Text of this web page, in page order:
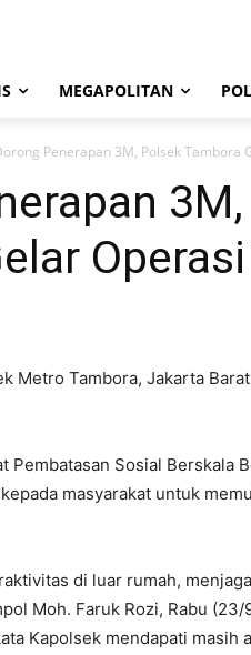
MEGAPOLITAN
Penerapan 3M, Polsek Tambora
Metro Tambora, Jakarta
Pembatasan Sosial Berskala
masyarakat untuk
di luar rumah,
Moh. Faruk Rozi, Rabu (23/
Kapolsek mendapati masih